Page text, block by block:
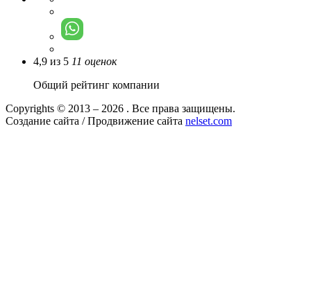
4,9 из 5 11 оценок
Общий рейтинг компании
Copyrights © 2013 – 2026 . Все права защищены.
Создание сайта / Продвижение сайта nelset.com